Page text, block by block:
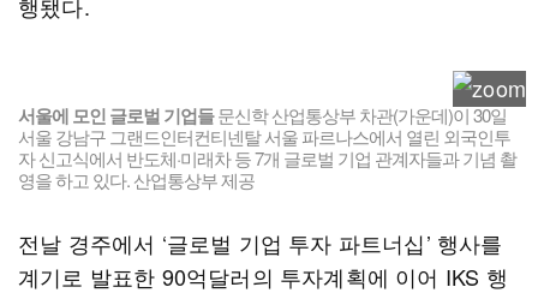
서울에 모인 글로벌 기업들문신학 산업통상부 차관(가운데)이 30일
서울 강남구 그랜드인터컨티넨탈 서울 파르나스에서 열린 외국인투
자 신고식에서 반도체·미래차 등 7개 글로벌 기업 관계자들과 기념 촬
영을 하고 있다. 산업통상부 제공
전날 경주에서 ‘글로벌 기업 투자 파트너십’ 행사를
계기로 발표한 90억달러의 투자계획에 이어 IKS 행